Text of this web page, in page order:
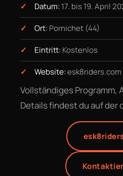
Datum: 17. bis 19. April
Ort: Pornichet (44)
Eintritt: Kostenlos
Website:esk8riders.com
Vollständiges Programm,
Details findest du auf der